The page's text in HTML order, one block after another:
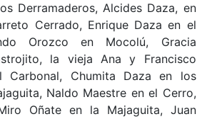
Derramaderos, Alcides Daza, en
Cerrado, Enrique Daza en el
Orozco en Mocolú, Gracia
la vieja Ana y Francisco
Carbonal, Chumita Daza en los
Naldo Maestre en el Cerro,
Oñate en la Majaguita, Juan